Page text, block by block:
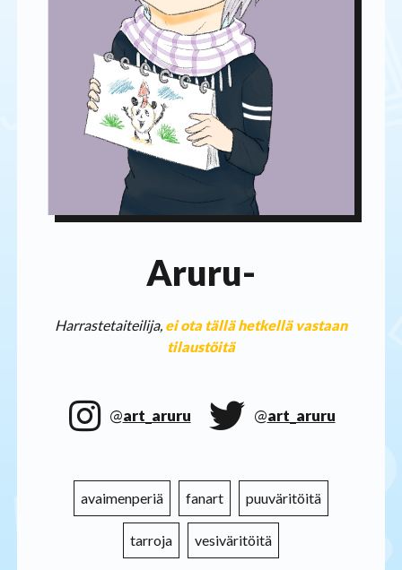
Aruru-
Harrastetaiteilija, ei ota tällä hetkellä vastaan
tilaustöitä
@art_aruru @art_aruru
avaimenperiä fanart puuväritöitä
tarroja vesiväritöitä